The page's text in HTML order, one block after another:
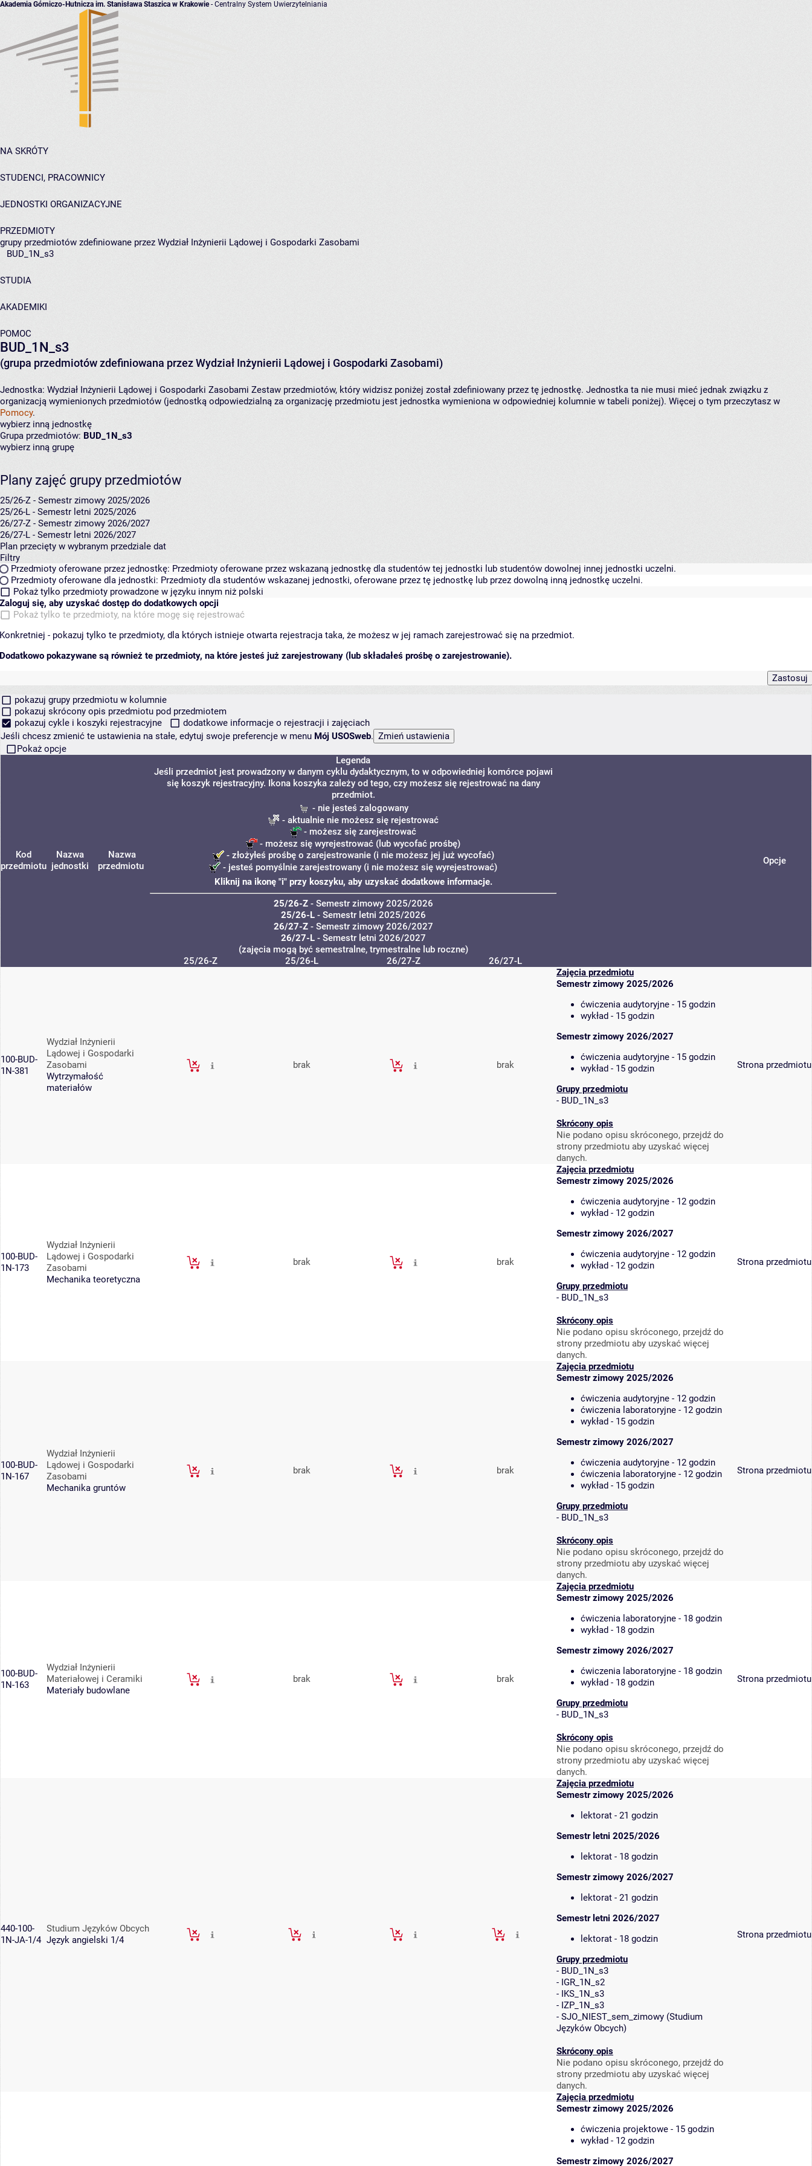
Akademia Górniczo-Hutnicza im. Stanisława Staszica w Krakowie- Centralny System Uwierzytelniania
NA SKRÓTY
STUDENCI, PRACOWNICY
JEDNOSTKI ORGANIZACYJNE
PRZEDMIOTY
grupy przedmiotów zdefiniowane przez Wydział Inżynierii Lądowej i Gospodarki Zasobami
BUD_1N_s3
STUDIA
AKADEMIKI
POMOC
BUD_1N_s3
(grupa przedmiotów zdefiniowana przez Wydział Inżynierii Lądowej i Gospodarki Zasobami)
Jednostka: Wydział Inżynierii Lądowej i Gospodarki Zasobami Zestaw przedmiotów, który widzisz poniżej został zdefiniowany przez tę jednostkę. Jednostka ta nie musi mieć jednak związku z
organizacją wymienionych przedmiotów (jednostką odpowiedzialną za organizację przedmiotu jest jednostka wymieniona w odpowiedniej kolumnie w tabeli poniżej). Więcej o tym przeczytasz w
Pomocy.
wybierz inną jednostkę
Grupa przedmiotów: BUD_1N_s3
wybierz inną grupę
Plany zajęć grupy przedmiotów
25/26-Z - Semestr zimowy 2025/2026
25/26-L - Semestr letni 2025/2026
26/27-Z - Semestr zimowy 2026/2027
26/27-L - Semestr letni 2026/2027
Plan przecięty w wybranym przedziale dat
Filtry
Przedmioty oferowane przez jednostkę: Przedmioty oferowane przez wskazaną jednostkę dla studentów tej jednostki lub studentów dowolnej innej jednostki uczelni.
Przedmioty oferowane dla jednostki: Przedmioty dla studentów wskazanej jednostki, oferowane przez tę jednostkę lub przez dowolną inną jednostkę uczelni.
Pokaż tylko przedmioty prowadzone w języku innym niż polski
Zaloguj się, aby uzyskać dostęp do dodatkowych opcji
Pokaż tylko te przedmioty, na które mogę się rejestrować
Konkretniej - pokazuj tylko te przedmioty, dla których istnieje otwarta rejestracja taka, że możesz w jej ramach zarejestrować się na przedmiot.
Dodatkowo pokazywane są również te przedmioty, na które jesteś już zarejestrowany (lub składałeś prośbę o zarejestrowanie).
pokazuj grupy przedmiotu w kolumnie
pokazuj skrócony opis przedmiotu pod przedmiotem
pokazuj cykle i koszyki rejestracyjne
dodatkowe informacje o rejestracji i zajęciach
Jeśli chcesz zmienić te ustawienia na stałe, edytuj swoje preferencje w menu Mój USOSweb.
Pokaż opcje
Kod
przedmiotu
Nazwa
jednostki
Nazwa
przedmiotu
Legenda
Jeśli przedmiot jest prowadzony w danym cyklu dydaktycznym, to w odpowiedniej komórce pojawi
się koszyk rejestracyjny. Ikona koszyka zależy od tego, czy możesz się rejestrować na dany
przedmiot.
- nie jesteś zalogowany
- aktualnie nie możesz się rejestrować
- możesz się zarejestrować
- możesz się wyrejestrować (lub wycofać prośbę)
- złożyłeś prośbę o zarejestrowanie (i nie możesz jej już wycofać)
- jesteś pomyślnie zarejestrowany (i nie możesz się wyrejestrować)
Kliknij na ikonę "i" przy koszyku, aby uzyskać dodatkowe informacje.
25/26-Z- Semestr zimowy 2025/2026
25/26-L- Semestr letni 2025/2026
26/27-Z- Semestr zimowy 2026/2027
26/27-L- Semestr letni 2026/2027
(zajęcia mogą być semestralne, trymestralne lub roczne)
Opcje
25/26-Z 25/26-L 26/27-Z 26/27-L
100-BUD-
1N-381
Wydział Inżynierii
Lądowej i Gospodarki
Zasobami
Wytrzymałość
materiałów
brak brak
Zajęcia przedmiotu
Semestr zimowy 2025/2026
ćwiczenia audytoryjne - 15 godzin
wykład - 15 godzin
Semestr zimowy 2026/2027
ćwiczenia audytoryjne - 15 godzin
wykład - 15 godzin
Grupy przedmiotu
- BUD_1N_s3
Skrócony opis
Nie podano opisu skróconego, przejdź do
strony przedmiotu aby uzyskać więcej
danych.
Strona przedmiotu
100-BUD-
1N-173
Wydział Inżynierii
Lądowej i Gospodarki
Zasobami
Mechanika teoretyczna
brak brak
Zajęcia przedmiotu
Semestr zimowy 2025/2026
ćwiczenia audytoryjne - 12 godzin
wykład - 12 godzin
Semestr zimowy 2026/2027
ćwiczenia audytoryjne - 12 godzin
wykład - 12 godzin
Grupy przedmiotu
- BUD_1N_s3
Skrócony opis
Nie podano opisu skróconego, przejdź do
strony przedmiotu aby uzyskać więcej
danych.
Strona przedmiotu
100-BUD-
1N-167
Wydział Inżynierii
Lądowej i Gospodarki
Zasobami
Mechanika gruntów
brak brak
Zajęcia przedmiotu
Semestr zimowy 2025/2026
ćwiczenia audytoryjne - 12 godzin
ćwiczenia laboratoryjne - 12 godzin
wykład - 15 godzin
Semestr zimowy 2026/2027
ćwiczenia audytoryjne - 12 godzin
ćwiczenia laboratoryjne - 12 godzin
wykład - 15 godzin
Grupy przedmiotu
- BUD_1N_s3
Skrócony opis
Nie podano opisu skróconego, przejdź do
strony przedmiotu aby uzyskać więcej
danych.
Strona przedmiotu
100-BUD-
1N-163
Wydział Inżynierii
Materiałowej i Ceramiki
Materiały budowlane
brak brak
Zajęcia przedmiotu
Semestr zimowy 2025/2026
ćwiczenia laboratoryjne - 18 godzin
wykład - 18 godzin
Semestr zimowy 2026/2027
ćwiczenia laboratoryjne - 18 godzin
wykład - 18 godzin
Grupy przedmiotu
- BUD_1N_s3
Skrócony opis
Nie podano opisu skróconego, przejdź do
strony przedmiotu aby uzyskać więcej
danych.
Strona przedmiotu
440-100-
1N-JA-1/4
Studium Języków Obcych
Język angielski 1/4
Zajęcia przedmiotu
Semestr zimowy 2025/2026
lektorat - 21 godzin
Semestr letni 2025/2026
lektorat - 18 godzin
Semestr zimowy 2026/2027
lektorat - 21 godzin
Semestr letni 2026/2027
lektorat - 18 godzin
Grupy przedmiotu
- BUD_1N_s3
- IGR_1N_s2
- IKS_1N_s3
- IZP_1N_s3
- SJO_NIEST_sem_zimowy (Studium
Języków Obcych)
Skrócony opis
Nie podano opisu skróconego, przejdź do
strony przedmiotu aby uzyskać więcej
danych.
Strona przedmiotu
Zajęcia przedmiotu
Semestr zimowy 2025/2026
ćwiczenia projektowe - 15 godzin
wykład - 12 godzin
Semestr zimowy 2026/2027